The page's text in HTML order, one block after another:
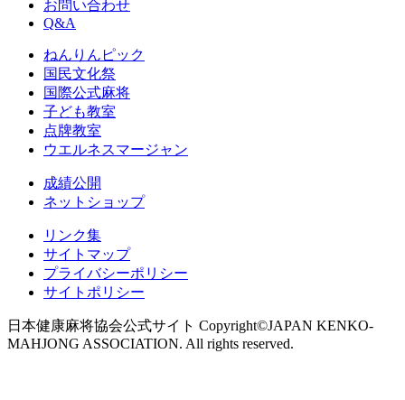
お問い合わせ
Q&A
ねんりんピック
国民文化祭
国際公式麻将
子ども教室
点牌教室
ウエルネスマージャン
成績公開
ネットショップ
リンク集
サイトマップ
プライバシーポリシー
サイトポリシー
日本健康麻将協会公式サイト Copyright©JAPAN KENKO-
MAHJONG ASSOCIATION. All rights reserved.